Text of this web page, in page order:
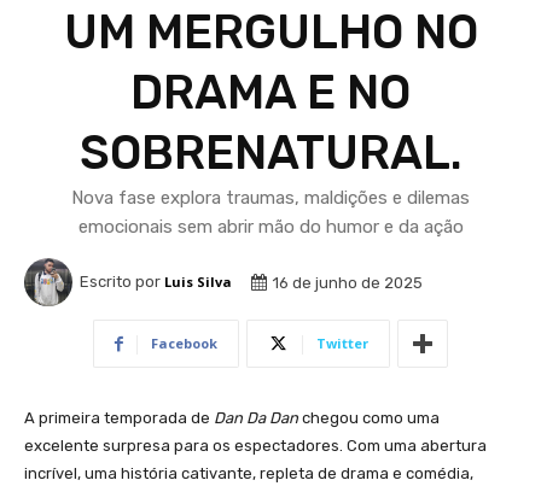
UM MERGULHO NO
DRAMA E NO
SOBRENATURAL.
Nova fase explora traumas, maldições e dilemas
emocionais sem abrir mão do humor e da ação
Escrito por Luis Silva 16 de junho de 2025
Facebook Twitter
A primeira temporada de Dan Da Dan chegou como uma
excelente surpresa para os espectadores. Com uma abertura
incrível, uma história cativante, repleta de drama e comédia,